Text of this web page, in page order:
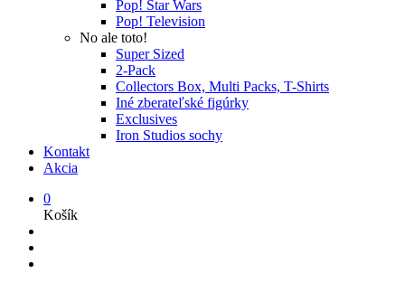
Pop! Star Wars
Pop! Television
No ale toto!
Super Sized
2-Pack
Collectors Box, Multi Packs, T-Shirts
Iné zberateľské figúrky
Exclusives
Iron Studios sochy
Kontakt
Akcia
0
Košík